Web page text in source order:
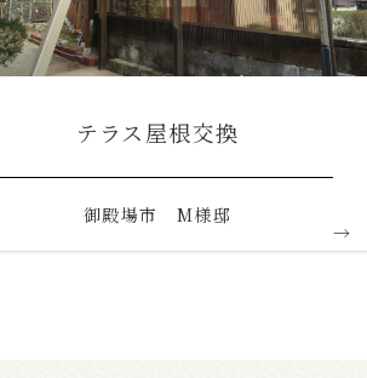
テラス屋根交換
御殿場市 M様邸